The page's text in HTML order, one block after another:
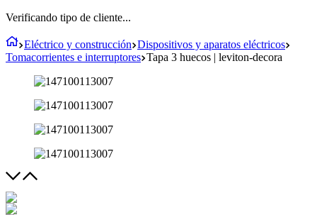
Verificando tipo de cliente...
Eléctrico y construcción Dispositivos y aparatos eléctricos
Tomacorrientes e interruptores Tapa 3 huecos | leviton-decora